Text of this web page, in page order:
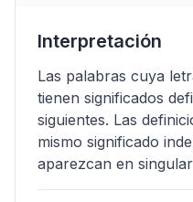
Interpretación
Las palabras cuya
tienen significados
siguientes. Las
mismo significado
aparezcan en